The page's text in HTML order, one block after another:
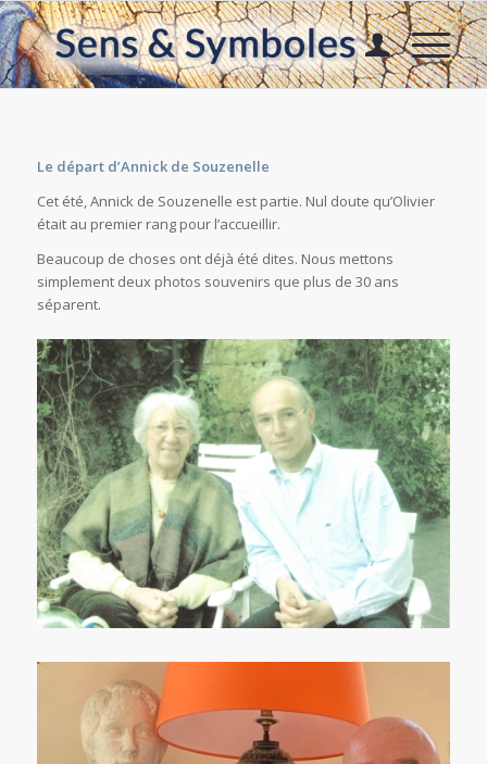
Le départ d’Annick de Souzenelle
Cet été, Annick de Souzenelle est partie. Nul doute qu’Olivier
était au premier rang pour l’accueillir.
Beaucoup de choses ont déjà été dites. Nous mettons
simplement deux photos souvenirs que plus de 30 ans
séparent.